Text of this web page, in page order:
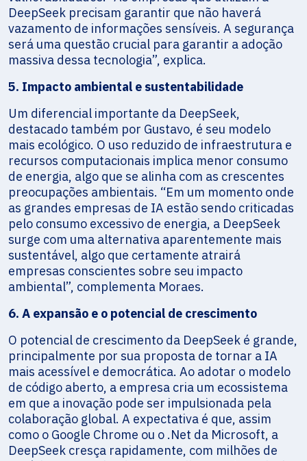
DeepSeek precisam garantir que não haverá
vazamento de informações sensíveis. A segurança
será uma questão crucial para garantir a adoção
massiva dessa tecnologia”, explica.
5. Impacto ambiental e sustentabilidade
Um diferencial importante da DeepSeek,
destacado também por Gustavo, é seu modelo
mais ecológico. O uso reduzido de infraestrutura e
recursos computacionais implica menor consumo
de energia, algo que se alinha com as crescentes
preocupações ambientais. “Em um momento onde
as grandes empresas de IA estão sendo criticadas
pelo consumo excessivo de energia, a DeepSeek
surge com uma alternativa aparentemente mais
sustentável, algo que certamente atrairá
empresas conscientes sobre seu impacto
ambiental”, complementa Moraes.
6. A expansão e o potencial de crescimento
O potencial de crescimento da DeepSeek é grande,
principalmente por sua proposta de tornar a IA
mais acessível e democrática. Ao adotar o modelo
de código aberto, a empresa cria um ecossistema
em que a inovação pode ser impulsionada pela
colaboração global. A expectativa é que, assim
como o Google Chrome ou o .Net da Microsoft, a
DeepSeek cresça rapidamente, com milhões de